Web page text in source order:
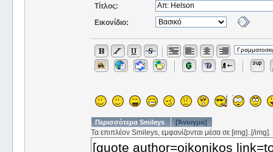
Τίτλος:
Εικονίδιο:
Περισσότερα Smileys [Άνοιγμα]
Τα επιπλέον Smileys, εμφανίζονται μέσα σε [img]..[/img].